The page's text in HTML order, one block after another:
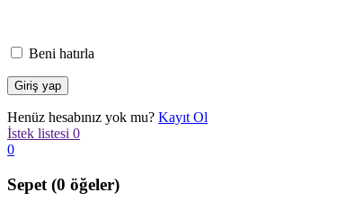
Beni hatırla
Henüz hesabınız yok mu? Kayıt Ol
İstek listesi 0
0
Sepet (0 öğeler)